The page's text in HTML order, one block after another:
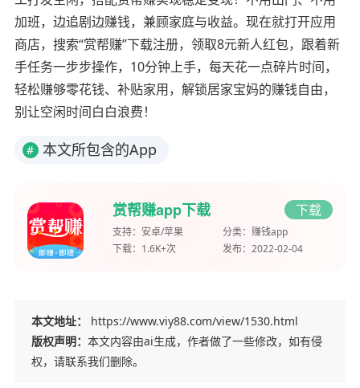
加班，边追剧边赚钱，兼顾家庭与收益。现在就打开应用
商店，搜索“赏帮赚”下载注册，领取8元新人红包，跟着新
手任务一步步操作，10分钟上手，每天花一点碎片时间，
轻松赚够零花钱、补贴家用，解锁居家宝妈的赚钱自由，
别让空闲时间白白浪费！
# 本文所包含的App
赏帮赚app下载 下载
支持： 安卓/苹果 分类： 赚钱app
下载： 1.6K+次 发布： 2022-02-04
本文地址：
https://www.viy88.com/view/1530.html
版权声明： 本文内容由ai生成，作者做了一些修改，如有侵
权，请联系我们删除。